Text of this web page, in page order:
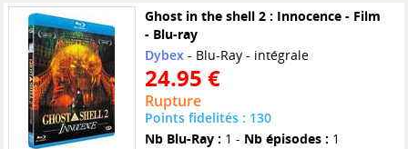
Ghost in the shell 2 : Innocence - Film
- Blu-ray
Dybex- Blu-Ray - intégrale
24.95 €
Rupture
Points fidelités : 130
Nb Blu-Ray : 1 - Nb épisodes : 1